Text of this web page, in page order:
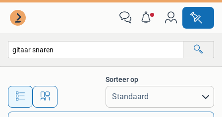
Alle afstanden…
Sorteer op